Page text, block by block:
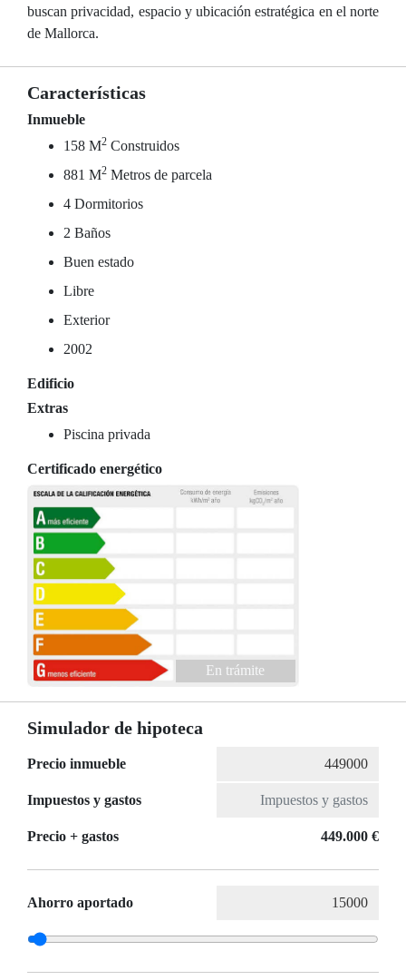
buscan privacidad, espacio y ubicación estratégica en el norte
de Mallorca.
Características
Inmueble
158 M2 Construidos
881 M2 Metros de parcela
4 Dormitorios
2 Baños
Buen estado
Libre
Exterior
2002
Edificio
Extras
Piscina privada
Certificado energético
En trámite
Simulador de hipoteca
Precio inmueble
Impuestos y gastos
Precio + gastos 449.000 €
Ahorro aportado